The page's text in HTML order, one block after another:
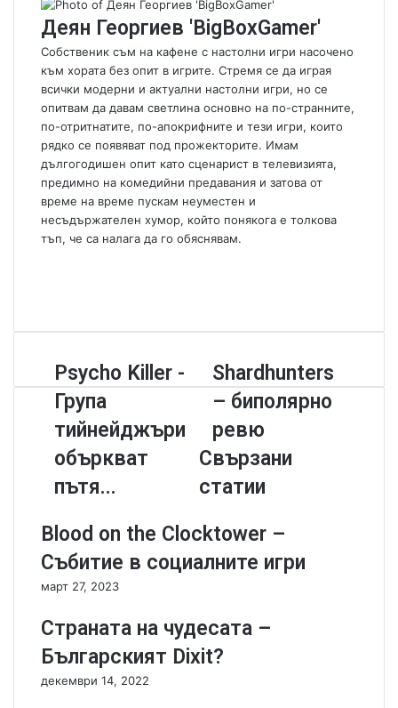
n
Деян Георгиев 'BigBoxGamer'
Собственик съм на кафене с настолни игри насочено
към хората без опит в игрите. Стремя се да играя
всички модерни и актуални настолни игри, но се
опитвам да давам светлина основно на по-странните,
по-отритнатите, по-апокрифните и тези игри, които
рядко се появяват под прожекторите. Имам
дългогодишен опит като сценарист в телевизията,
предимно на комедийни предавания и затова от
време на време пускам неуместен и
несъдържателен хумор, който понякога е толкова
тъп, че са налага да го обяснявам.
ie
o
u
b
P
s
y
c
o
K
e
r
-
р
п
а
Psycho Killer -
Група
тийнейджъри
объркват
пътя...
S
h
a
r
d
h
u
e
r
s
и
п
о
Shardhunters
– биполярно
ревю
Свързани
статии
Blood on the Clocktower –
Събитие в социалните игри
март 27, 2023
Страната на чудесата –
Българският Dixit?
декември 14, 2022